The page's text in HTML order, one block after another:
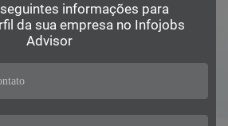
informações para
da sua empresa no Infojobs
Advisor